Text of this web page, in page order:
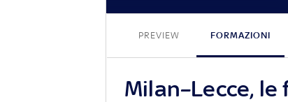
PREVIEW FORMAZIONI
Milan–Lecce,